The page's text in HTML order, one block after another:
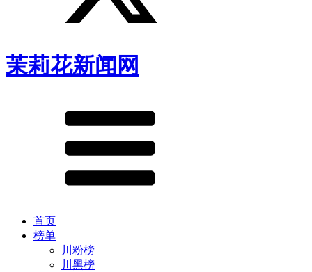
茉莉花新闻网
首页
榜单
川粉榜
川黑榜